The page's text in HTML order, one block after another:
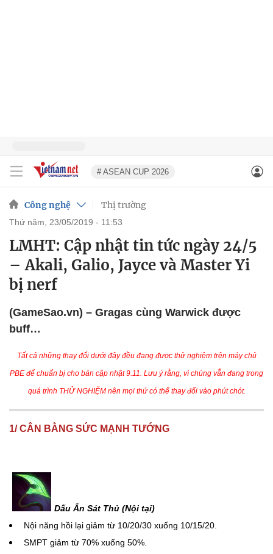
# ASEAN CUP 2026
Công nghệ Thị trường
thứ năm, 23/05/2019 - 11:53
LMHT: Cập nhật tin tức ngày 24/5
– Akali, Galio, Jayce và Master Yi
bị nerf
(GameSao.vn) – Gragas cùng Warwick được
buff…
Tất cả những thay đổi dưới đây đều đang được thử nghiệm trên máy chủ
PBE để chuẩn bị cho bản cập nhật 9.11. Lưu ý rằng, vì chúng vẫn đang trong
quá trình THỬ NGHIỆM nên mọi thứ có thể thay đổi vào phút chót.
1/ CÂN BẰNG SỨC MẠNH TƯỚNG
Dấu Ấn Sát Thủ (Nội tại)
Nội năng hồi lại giảm từ 10/20/30 xuống 10/15/20.
SMPT giảm từ 70% xuống 50%.